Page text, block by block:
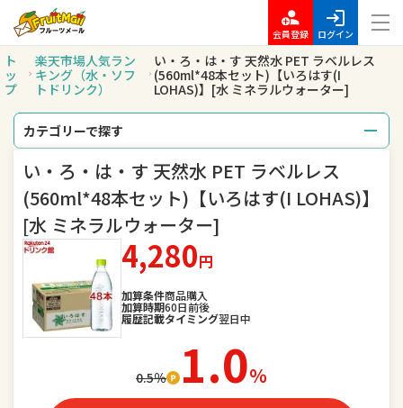
会員登録 ログイン
ト
ッ
プ
楽天市場人気ラン
キング（水・ソフ
トドリンク）
い・ろ・は・す 天然水 PET ラベルレス
(560ml*48本セット)【いろはす(I
LOHAS)】[水 ミネラルウォーター]
カテゴリーで探す
総合 レディースファッション
メンズファッション インナー・下着・ナイトウェア
バッグ・小物・ブランド雑貨
腕時計
キッズ・ベビー・マタニティ
家電
い・ろ・は・す 天然水 PET ラベルレス
(560ml*48本セット)【いろはす(I LOHAS)】
[水 ミネラルウォーター]
4,280円
加算条件商品購入
加算時期60日前後
履歴記載タイミング翌日中
0.5％ 1.0％